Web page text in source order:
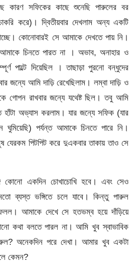
কারণ সফিকের কাছে শুনেছি পারুলের বর
করে)। দ্বিতীয়বার দেখলাম অন্য একটি
কোনোবারই সে আমাকে দেখতে পায় নি।
চিনতে পারত না । অভাব, অনাহার ও
পাল্টে দিয়েছিল । তাছাড়া পুরনো বন্ধুদের
জন্যে আমি দাড়ি রেখেছিলাম। লম্বা দাড়ি ও
গোপন রাখবার জন্যে যথেষ্ট ছিল। তবু আমি
হাঁটা অভ্যাস করলাম। যার জন্যে সফিক (যার
ঘুমিয়েছি) পর্যন্ত আমাকে চিনতে পারে নি।
যেরকম পিটপিট করে দুএকবার তাকায় তাও সে
কোনো একদিন চোখাচোখি হবে। এবং সেও
ব্যস্ত ভঙ্গিতে চলে যাবে। কিন্তু পারুল
আমাকে দেখে সে হতভম্ব হয়ে দাঁড়িয়ে
কথা বলতে পারল না। আমি খুব স্বাভাবিক
অনেকদিন পরে দেখা। আমার খুব একটা
কেমন?